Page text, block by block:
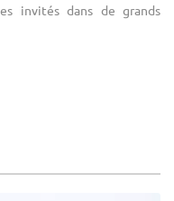
invités dans de grands